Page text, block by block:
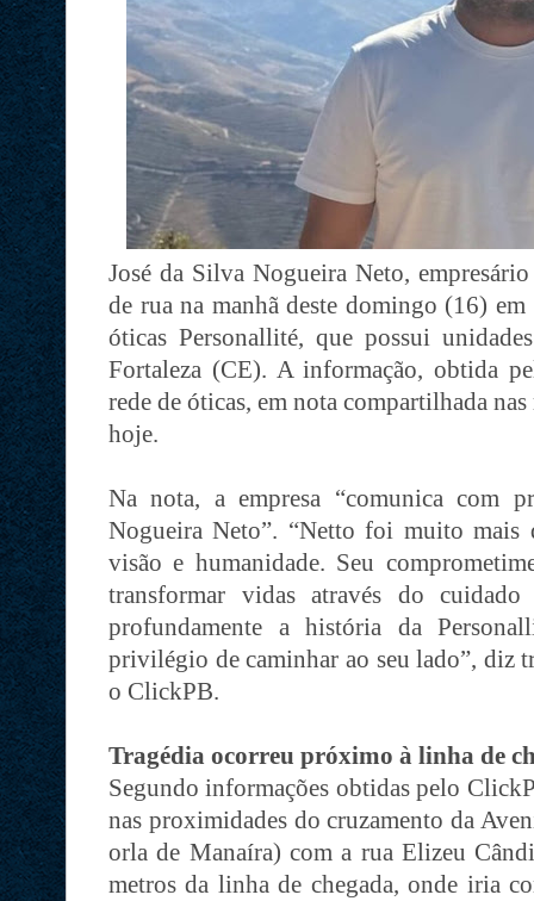
José da Silva Nogueira Neto,
de rua na manhã deste domingo (16) em
óticas Personallité, que possui
Fortaleza (CE). A informação, obtida
rede de óticas, em nota compartilhada
hoje.
Na nota, a empresa “comunica com
Nogueira Neto”. “Netto foi muito
visão e humanidade. Seu
transformar vidas através do
profundamente a história da
privilégio de caminhar ao seu lado”, diz
o ClickPB.
Tragédia ocorreu próximo à linha de
Segundo informações obtidas pelo
nas proximidades do cruzamento da
orla de Manaíra) com a rua Elizeu
metros da linha de chegada, onde iria